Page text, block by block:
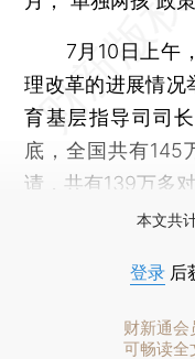
7月10日上午，
理改革的进展情况
育基层指导司司
底，全国共有145
请，共有139万多
本文共
登录 后
财新通会
可畅读全